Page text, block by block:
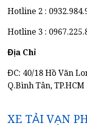
Hotline 2 :
Hotline 3 :
Địa Chỉ
ĐC: 40/18 Hồ Văn
Q.Bình Tân, TP.HCM
XE TẢI VẠN